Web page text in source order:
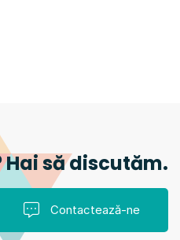
să discutăm.
Contactează-ne